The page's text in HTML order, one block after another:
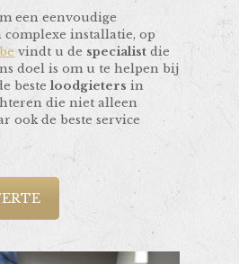
een eenvoudige
complexe installatie, op
vindt u de specialist die
doel is om u te helpen bij
besteloodgieters in
die niet alleen
ook de beste service